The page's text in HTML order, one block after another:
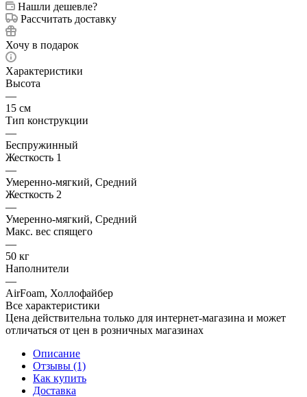
Нашли дешевле?
Рассчитать доставку
Хочу в подарок
Характеристики
Высота
—
15 см
Тип конструкции
—
Беспружинный
Жесткость 1
—
Умеренно-мягкий, Средний
Жесткость 2
—
Умеренно-мягкий, Средний
Макс. вес спящего
—
50 кг
Наполнители
—
AirFoam, Холлофайбер
Все характеристики
Цена действительна только для интернет-магазина и может
отличаться от цен в розничных магазинах
Описание
Отзывы (1)
Как купить
Доставка